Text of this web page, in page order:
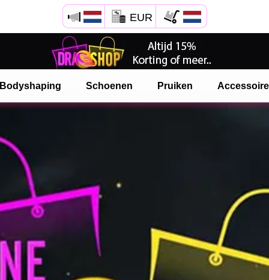
EUR
Bodyshaping Schoenen Pruiken